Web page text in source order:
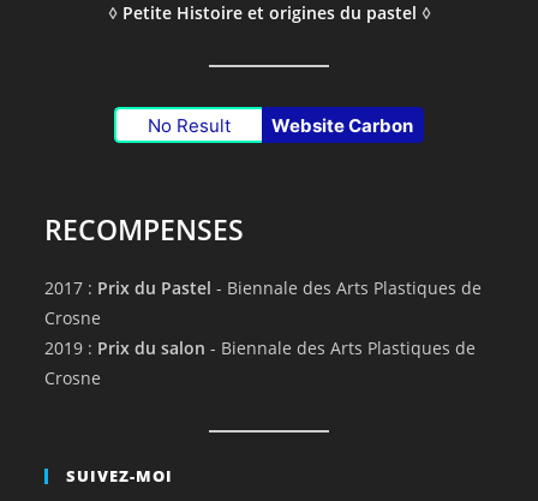
◊ Petite Histoire et origines du pastel ◊
No Result Website Carbon
RECOMPENSES
2017 : Prix du Pastel - Biennale des Arts Plastiques de
Crosne
2019 : Prix du salon - Biennale des Arts Plastiques de
Crosne
SUIVEZ-MOI